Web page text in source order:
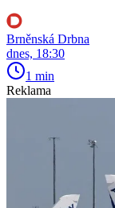
Brněnská Drbna
dnes, 18:30
1 min
Reklama